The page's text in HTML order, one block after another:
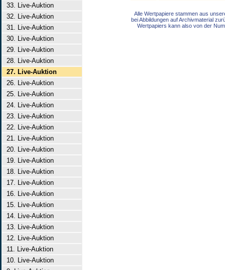
33. Live-Auktion
32. Live-Auktion
31. Live-Auktion
30. Live-Auktion
29. Live-Auktion
28. Live-Auktion
27. Live-Auktion
26. Live-Auktion
25. Live-Auktion
24. Live-Auktion
23. Live-Auktion
22. Live-Auktion
21. Live-Auktion
20. Live-Auktion
19. Live-Auktion
18. Live-Auktion
17. Live-Auktion
16. Live-Auktion
15. Live-Auktion
14. Live-Auktion
13. Live-Auktion
12. Live-Auktion
11. Live-Auktion
10. Live-Auktion
Alle Wertpapiere stammen aus
bei Abbildungen auf Archivmaterial
Wertpapiers kann also von der